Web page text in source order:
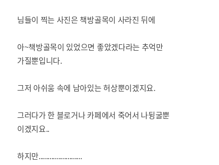
님들이 찍는 사진은 책방골목이 사라진 뒤에
아~책방골목이 있었으면 좋았겠다라는 추억만
가질뿐입니다.
그저 아쉬움 속에 남아있는 허상뿐이겠지요.
그러다가 한 블로거나 카페에서 죽어서 나뒹굴뿐
이겠지요..
하지만........................